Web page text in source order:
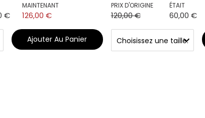
€
MAINTENANT
126,00 €
Ajouter Au Panier
PRIX D'ORIGINE
120,00 €
ÉTAIT
60,00 €